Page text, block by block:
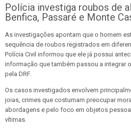
Polícia investiga roubos de
Benfica, Passaré e Monte
As investigações apontam que o homem
sequência de roubos registrados em
Polícia Civil informou que ele já possui
informação que também passou a integrar
pela DRF.
Os casos investigados envolvem
joias, crimes que costumam preocupar
abordagens e pelo foco em objetos
vítimas.